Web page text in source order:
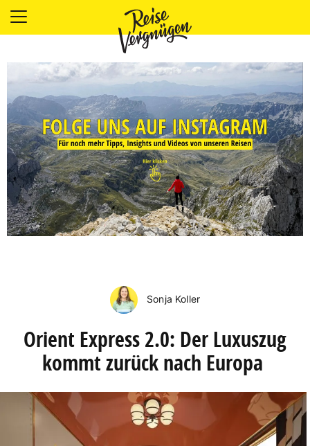
LÄNDER
UNTERKÜNFTE
FOOD
PLANUNG
OUTDOOR
Sonja Koller
Orient Express 2.0: Der Luxuszug
kommt zurück nach Europa